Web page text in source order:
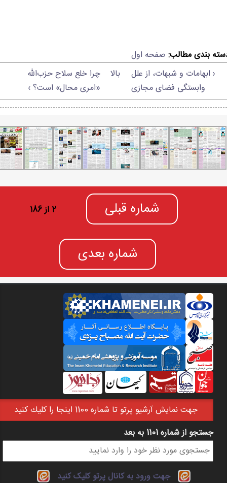
بندی مطالب: صفحه اول
‹ ابهامات و شبهات، از علل
وابستگی فضای مجازی
بالا
چرا خلع سلاح حزب‌الله
«امری محال» است؟ ›
شماره قبلی 2 از 186
شماره بعدی
جهت نمايش آرشيو پرتو تا شماره 1100 اينجا را كليك كنيد
فرم جستجو
جستجو از شماره 1101 به بعد
جهت ورود به کانال پرتو کلیک کنید